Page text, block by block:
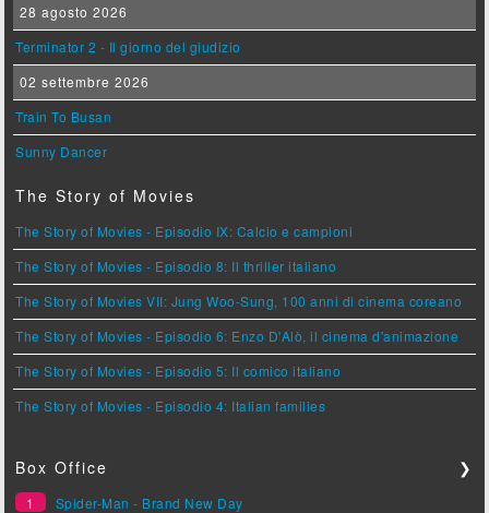
28 agosto 2026
Terminator 2 - Il giorno del giudizio
02 settembre 2026
Train To Busan
Sunny Dancer
The Story of Movies
The Story of Movies - Episodio IX: Calcio e campioni
The Story of Movies - Episodio 8: Il thriller italiano
The Story of Movies VII: Jung Woo-Sung, 100 anni di cinema coreano
The Story of Movies - Episodio 6: Enzo D'Alò, il cinema d'animazione
The Story of Movies - Episodio 5: Il comico italiano
The Story of Movies - Episodio 4: Italian families
Box Office ❯
1
Spider-Man - Brand New Day